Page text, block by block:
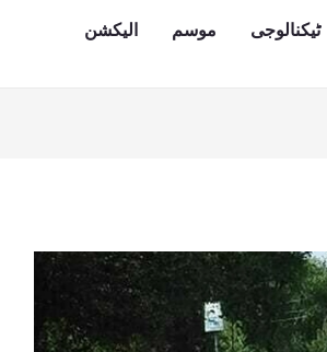
ٹیکنالوجی موسم
الیکشن